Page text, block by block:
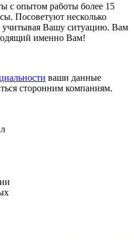
с опытом работы более 15
Посоветуют несколько
учитывая Вашу ситуацию. Вам
именно Вам!
ваши данные
сторонним компаниям.